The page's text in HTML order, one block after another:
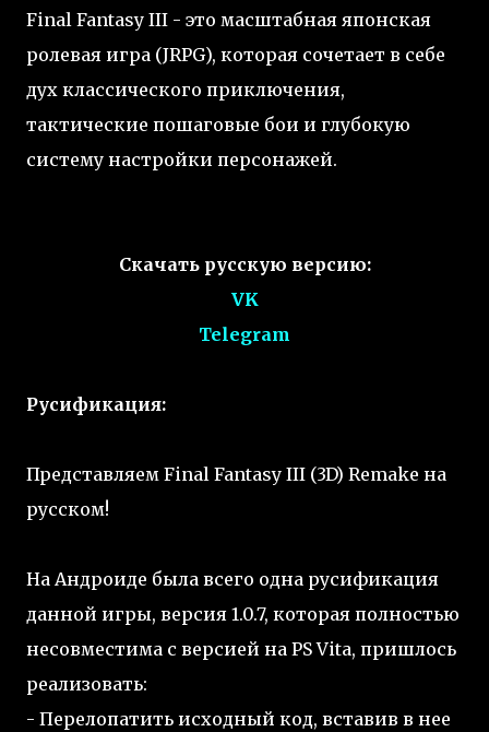
Final Fantasy III - это масштабная японская
ролевая игра (JRPG), которая сочетает в себе
дух классического приключения,
тактические пошаговые бои и глубокую
систему настройки персонажей.
Скачать русскую версию:
VK
Telegram
Русификация:
Представляем Final Fantasy III (3D) Remake на
русском!
На Андроиде была всего одна русификация
данной игры, версия 1.0.7, которая полностью
несовместима с версией на PS Vita, пришлось
реализовать:
- Перелопатить исходный код, вставив в нее